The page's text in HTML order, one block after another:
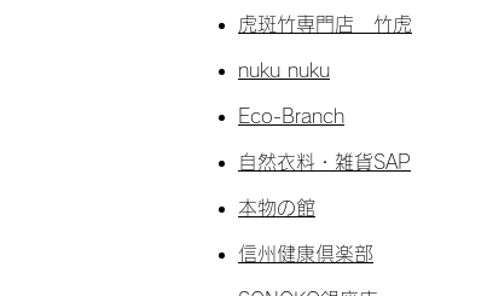
虎斑竹専門店 竹虎
nuku nuku
Eco-Branch
自然衣料・雑貨SAP
本物の館
信州健康倶楽部